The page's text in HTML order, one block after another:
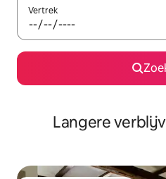
Vertrek
Langere